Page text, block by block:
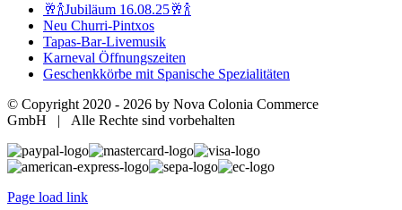
🥂🍾Jubiläum 16.08.25🥂🍾
Neu Churri-Pintxos
Tapas-Bar-Livemusik
Karneval Öffnungszeiten
Geschenkkörbe mit Spanische Spezialitäten
© Copyright 2020 - 2026 by Nova Colonia Commerce
GmbH | Alle Rechte sind vorbehalten
Page load link